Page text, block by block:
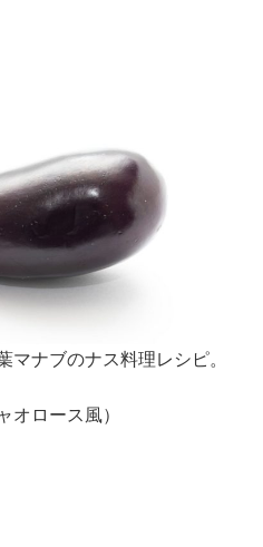
マナブのナス料理レシピ。
オロース風）